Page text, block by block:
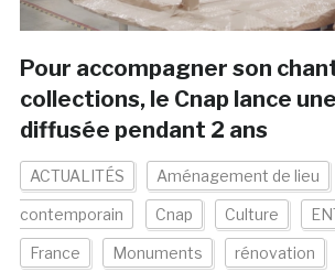
Pour accompagner son
collections, le Cnap lance
diffusée pendant 2 ans
ACTUALITÉS Aménagement de lieu
contemporain Cnap Culture
France Monuments rénovation